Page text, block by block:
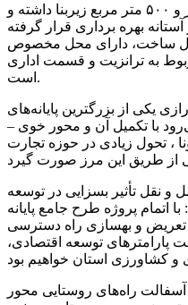
آرامون با بیان اینکه این طرح ۹ هزار و ۵۰۰ متر مربع زیربنا داشته و
بهره برداری قرار گرفته
ساخت، دارای محل مخصوص
به ترانزیت و قسمت اداری
است.
یکی از بزرگترین پایانه‌های
با تکمیل آن و محور خوی –
، تحول زیادی در حوزه تجارت
و نقل تأثیر بسزایی در توسعه
اتمام پروژه طرح جامع پایانه
تعریض و بهسازی راه دسترسی
پارامترهای توسعه اقتصادی،
آسفالت راه‌های روستایی محور